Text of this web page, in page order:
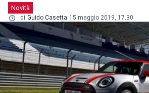
Novità
di Guido Casetta 15 maggio 2019, 17.30